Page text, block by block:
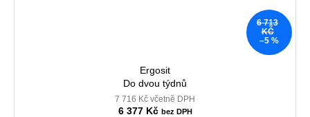
6 713
KČ
–5 %
Ergosit
Do dvou týdnů
7 716 Kč včetně DPH
6 377 Kč